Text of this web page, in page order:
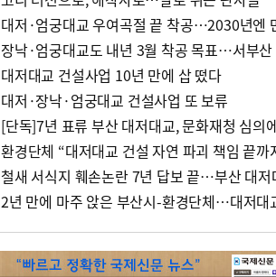
대저·엄궁대교 우여곡절 끝 착공…2030년엔
장낙·엄궁대교도 내년 3월 착공 목표…서부
대저대교 건설사업 10년 만에 삽 떴다
대저·장낙·엄궁대교 건설사업 또 보류
[단독]7년 표류 부산 대저대교, 문화재청 심의
환경단체 “대저대교 건설 자연 파괴 책임 끝까
철새 서식지 훼손논란 7년 답보 끝…부산 대
2년 만에 마주 앉은 부산시-환경단체…대저대